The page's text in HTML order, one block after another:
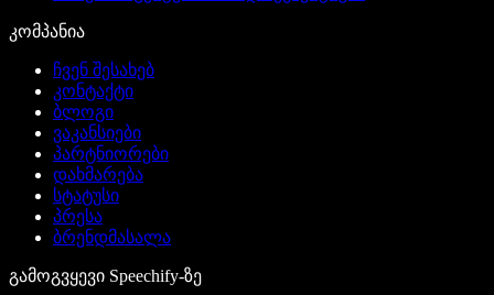
კომპანია
ჩვენ შესახებ
კონტაქტი
ბლოგი
ვაკანსიები
პარტნიორები
დახმარება
სტატუსი
პრესა
ბრენდმასალა
გამოგვყევი Speechify-ზე